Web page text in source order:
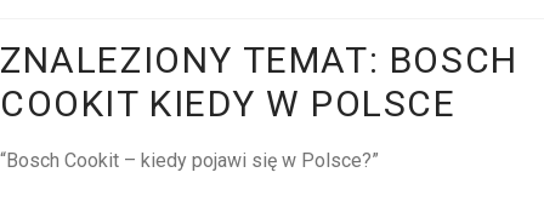
ZNALEZIONY TEMAT: BOSCH
COOKIT KIEDY W POLSCE
“Bosch Cookit – kiedy pojawi się w Polsce?”